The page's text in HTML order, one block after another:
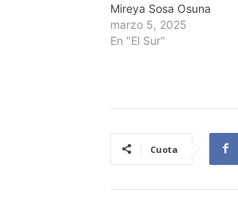
Mireya Sosa Osuna
marzo 5, 2025
En "El Sur"
Cuota